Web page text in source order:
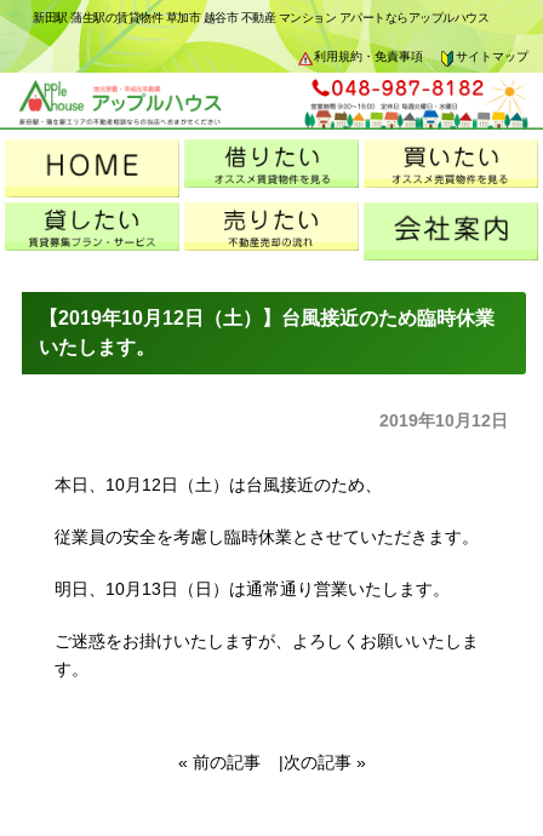
新田駅 蒲生駅の賃貸物件 草加市 越谷市 不動産 マンション アパートならアップルハウス
利用規約・免責事項 サイトマップ
【2019年10月12日（土）】台風接近のため臨時休業
いたします。
2019年10月12日
本日、10月12日（土）は台風接近のため、
従業員の安全を考慮し臨時休業とさせていただきます。
明日、10月13日（日）は通常通り営業いたします。
ご迷惑をお掛けいたしますが、よろしくお願いいたしま
す。
« 前の記事 |次の記事 »